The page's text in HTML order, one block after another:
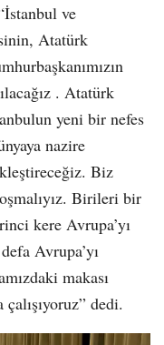
ve
Atatürk
. Atatürk
yeni bir nefes
nazire
Biz
Birileri bir
kere Avrupa’yı
Avrupa’yı
makası
dedi.